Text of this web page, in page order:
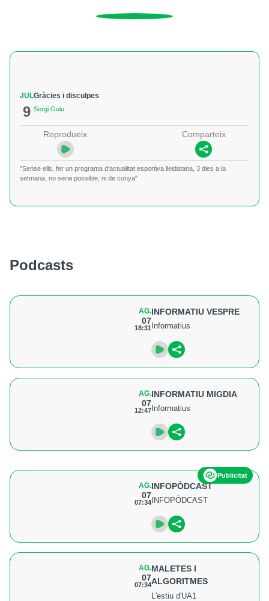
JUL
9
Gràcies i disculpes
Sergi Guiu
Reprodueix Comparteix
"Sense ells, fer un programa d'actualitat esportiva lleidatana, 3 dies a la
setmana, no seria possible, ni de conya"
Podcasts
AG.
07
18:31
INFORMATIU VESPRE
Informatius
AG.
07
12:47
INFORMATIU MIGDIA
Informatius
Publicitat
AG.
07
07:34
INFOPÒDCAST
INFOPÒDCAST
AG.
07
07:34
MALETES I
ALGORITMES
L'estiu d'UA1